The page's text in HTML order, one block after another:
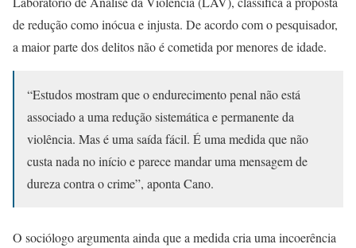
de redução como inócua e injusta. De acordo com o pesquisador,
a maior parte dos delitos não é cometida por menores de idade.
“Estudos mostram que o endurecimento penal não está
associado a uma redução sistemática e permanente da
violência. Mas é uma saída fácil. É uma medida que não
custa nada no início e parece mandar uma mensagem de
dureza contra o crime”, aponta Cano.
O sociólogo argumenta ainda que a medida cria uma incoerência